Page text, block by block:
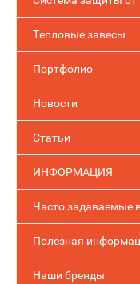
Тепловые завесы
Портфолио
Новости
Статьи
ИНФОРМАЦИЯ
Часто задаваемые
Полезная
Наши бренды